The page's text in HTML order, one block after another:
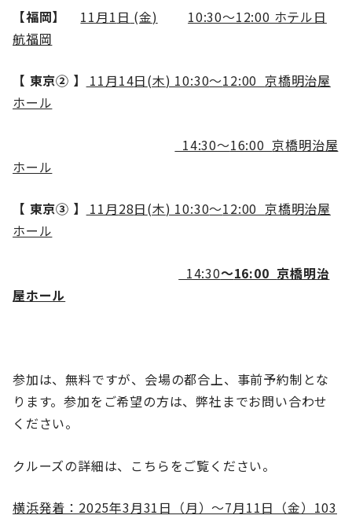
【福岡】 11 月1 日 (金)
10:30～12:00 ホテル日
航福岡
【 東京② 】 11月14日(木) 10:30～12:00 京橋明治屋
ホール
14:30～16:00京橋明治屋
ホール
【 東京③ 】 11月28日(木) 10:30～12:00 京橋明治屋
ホール
14:30～16:00京橋明治
屋ホール
参加は、無料ですが、会場の都合上、事前予約制とな
ります。参加をご希望の方は、弊社までお問い合わせ
ください。
クルーズの詳細は、こちらをご覧ください。
横浜発着：2025年3月31日（月）～7月11日（金）103